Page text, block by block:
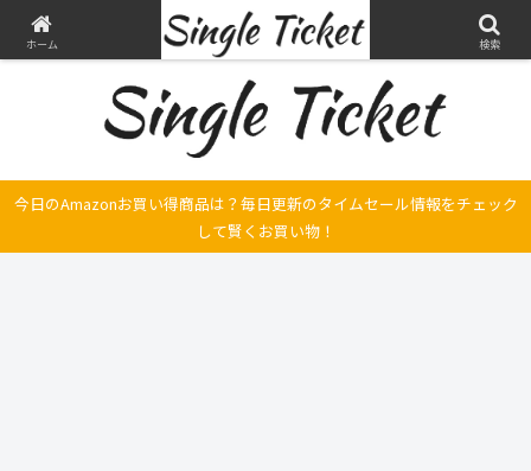
ヤマハ SRX250とFilano115、スバル エクシーガの整備・修理そして旅の記録
今日のAmazonお買い得商品は？毎日更新のタイムセール情報をチェック
して賢くお買い物！
ホーム 検索